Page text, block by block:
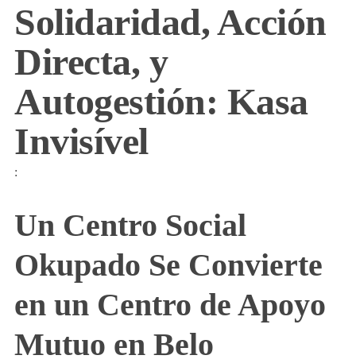
Solidaridad, Acción
Directa, y
Autogestión: Kasa
Invisível
:
Un Centro Social
Okupado Se Convierte
en un Centro de Apoyo
Mutuo en Belo